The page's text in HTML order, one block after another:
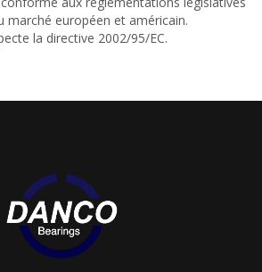
marché européen et américain.
la directive 2002/95/EC.